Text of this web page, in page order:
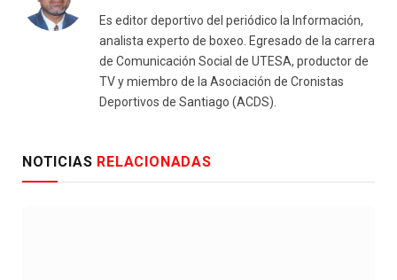
Es editor deportivo del periódico la Información,
analista experto de boxeo. Egresado de la carrera
de Comunicación Social de UTESA, productor de
TV y miembro de la Asociación de Cronistas
Deportivos de Santiago (ACDS).
NOTICIAS RELACIONADAS